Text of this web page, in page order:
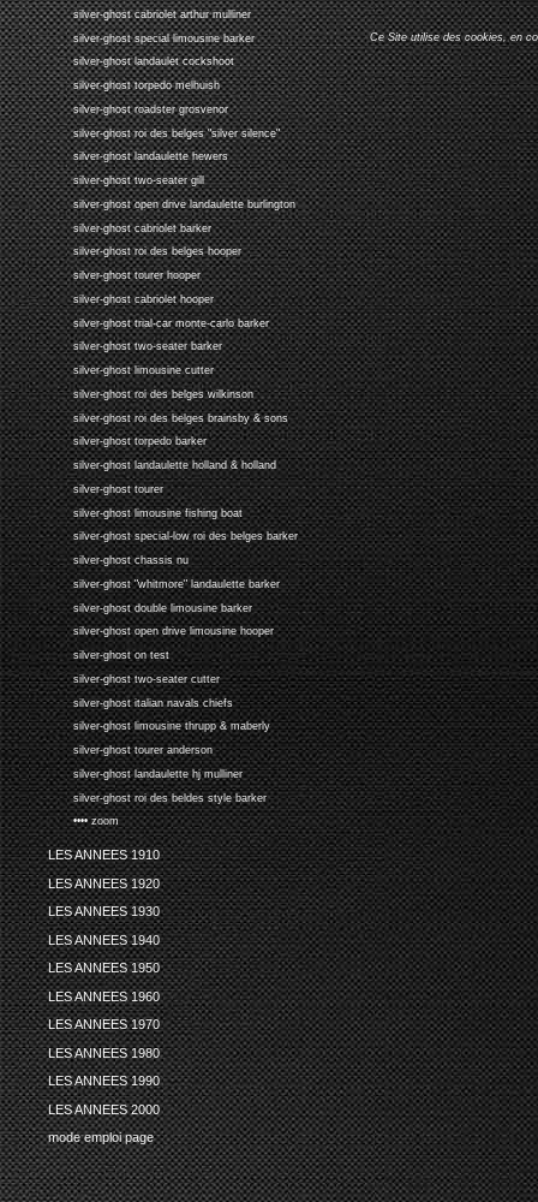
silver-ghost cabriolet arthur mulliner
silver-ghost special limousine barker
silver-ghost landaulet cockshoot
silver-ghost torpedo melhuish
silver-ghost roadster grosvenor
silver-ghost roi des belges "silver silence"
silver-ghost landaulette hewers
silver-ghost two-seater gill
silver-ghost open drive landaulette burlington
silver-ghost cabriolet barker
silver-ghost roi des belges hooper
silver-ghost tourer hooper
silver-ghost cabriolet hooper
silver-ghost trial-car monte-carlo barker
silver-ghost two-seater barker
silver-ghost limousine cutter
silver-ghost roi des belges wilkinson
silver-ghost roi des belges brainsby & sons
silver-ghost torpedo barker
silver-ghost landaulette holland & holland
silver-ghost tourer
silver-ghost limousine fishing boat
silver-ghost special-low roi des belges barker
silver-ghost chassis nu
silver-ghost "whitmore" landaulette barker
silver-ghost double limousine barker
silver-ghost open drive limousine hooper
silver-ghost on test
silver-ghost two-seater cutter
silver-ghost italian navals chiefs
silver-ghost limousine thrupp & maberly
silver-ghost tourer anderson
silver-ghost landaulette hj mulliner
silver-ghost roi des beldes style barker
•••• zoom
LES ANNEES 1910
LES ANNEES 1920
LES ANNEES 1930
LES ANNEES 1940
LES ANNEES 1950
LES ANNEES 1960
LES ANNEES 1970
LES ANNEES 1980
LES ANNEES 1990
LES ANNEES 2000
mode emploi page
Ce Site utilise des cookies, en